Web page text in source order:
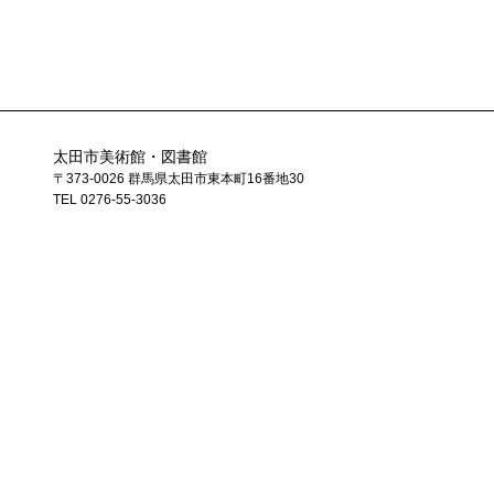
太田市美術館・図書館
〒373-0026 群馬県太田市東本町16番地30
TEL 0276-55-3036